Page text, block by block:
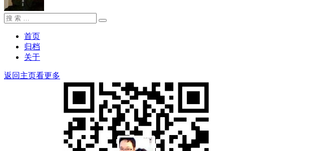
搜
搜
首页
归档
关于
返回主页看更多